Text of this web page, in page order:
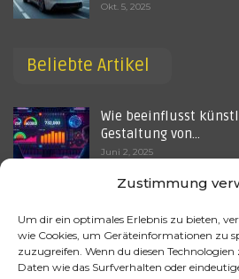
Zustimmung
Um dir ein optimales Erlebnis zu bieten,
wie Cookies, um Geräteinformationen zu
zuzugreifen. Wenn du diesen
Daten wie das Surfverhalten oder
Okt. 5, 2025
Beliebte Artikel
Wie beeinflusst
Gestaltung von…
Juni 2, 2025
KI-Ethik oder
Welche